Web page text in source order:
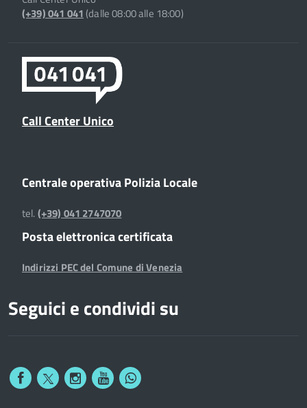
(+39) 041 041(dalle 08:00 alle 18:00)
Call Center Unico
Centrale operativa Polizia Locale
tel.(+39) 041 2747070
Posta elettronica certificata
Indirizzi PEC del Comune di Venezia
Seguici e condividi su